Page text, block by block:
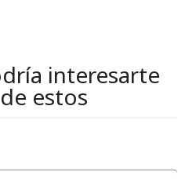
interesarte
estos